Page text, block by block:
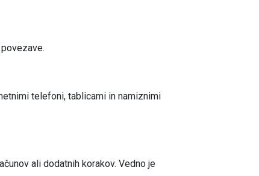
telefoni, tablicami in namiznimi
ali dodatnih korakov. Vedno je